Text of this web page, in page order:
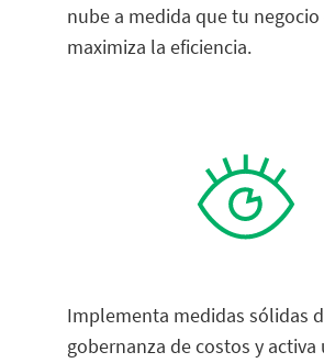
nube a medida que tu negocio
maximiza la eficiencia.
Implementa medidas sólidas
gobernanza de costos y activa